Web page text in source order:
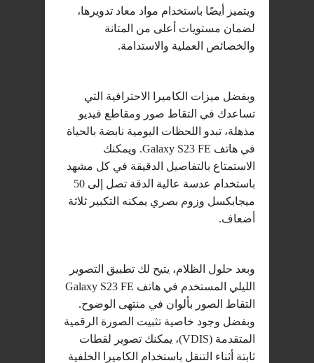
ويتميز أيضًا باستخدام مواد معاد تدويرها،
لضمان مستويات أعلى من المتانة
والخصائص العملية والاستدامة.
وبفضل ميزات الكاميرا الاحترافية التي
تساعدك في التقاط صور ومقاطع فيديو
مذهلة، تبدو اللحظات اليومية نابضة بالحياة
في هاتف Galaxy S23 FE. ويمكنك
الاستمتاع بالتفاصيل الدقيقة في كل مشهد
باستخدام عدسة عالية الدقة تصل إلى 50
ميجابكسل وزوم بصري يمكنه التكبير ثلاثة
أضعاف.
وبعد حلول الظلام، يتيح لك تطبيق التصوير
الليلي المستخدم في هاتف Galaxy S23 FE
التقاط الصور بألوان في منتهى الوضوح.
وبفضل وجود خاصية تثبيت الصورة الرقمية
المتقدمة (VDIS)، يمكنك تصوير لقطات
ثابتة أثناء التنقل باستخدام الكاميرا الخلفية